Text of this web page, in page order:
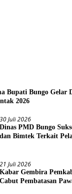
Bupati Bungo Gelar
2026
30 Juli 2026
Dinas PMD Bungo
dan Bimtek Terkait
21 Juli 2026
Kabar Gembira
Cabut Pembatasan